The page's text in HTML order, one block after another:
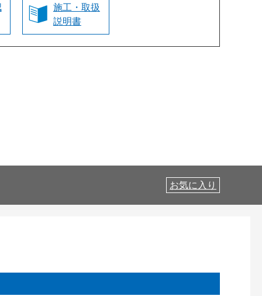
施工・取扱
説明書
お気に入り